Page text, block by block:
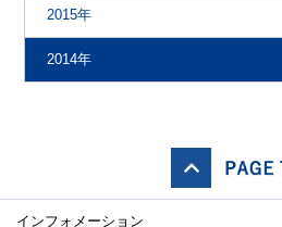
2015年
2014年
インフォメーション